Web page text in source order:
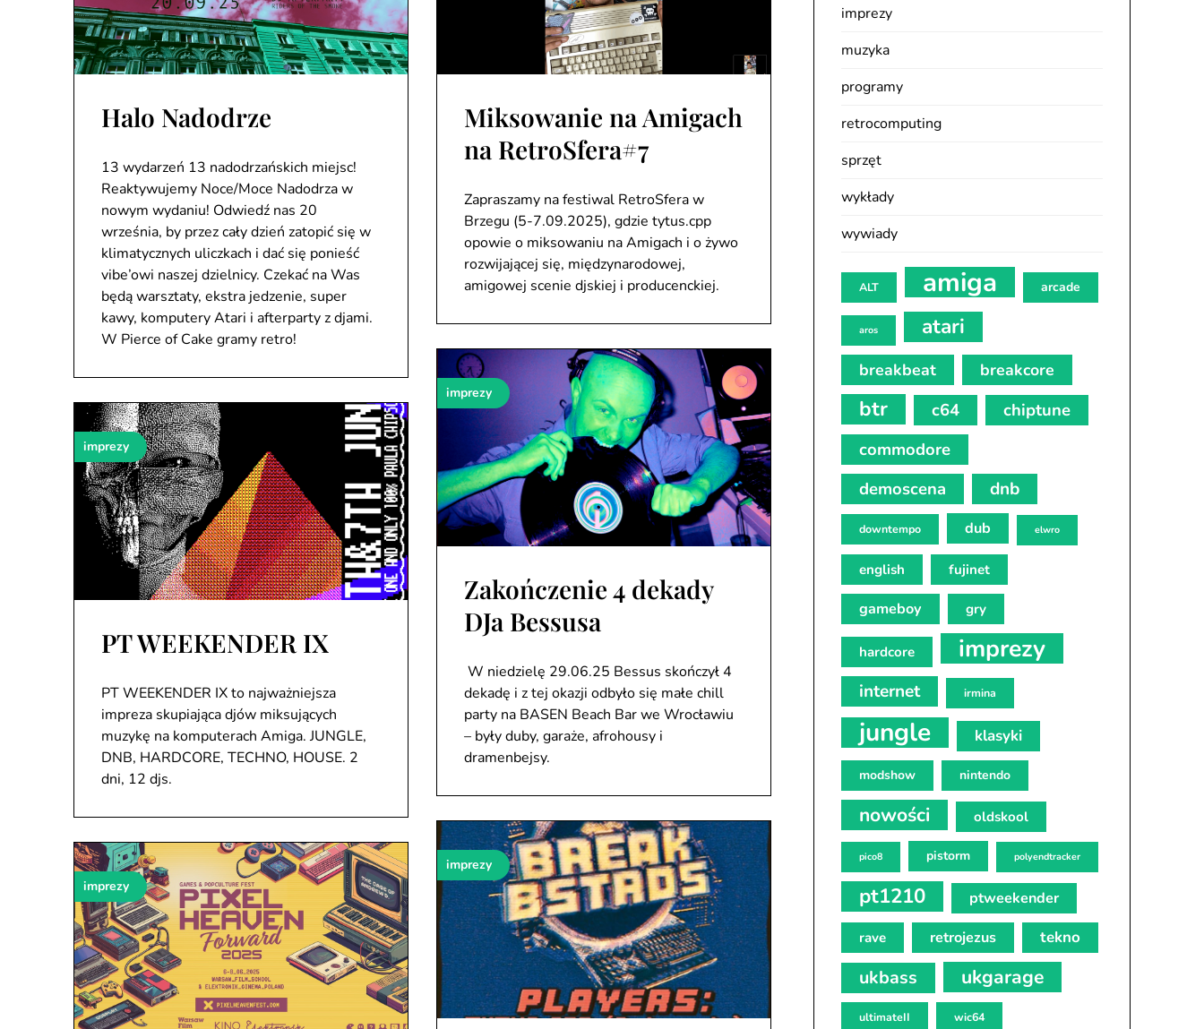
Halo Nadodrze
13 wydarzeń 13 nadodrzańskich miejsc!
Reaktywujemy Noce/Moce Nadodrza w
nowym wydaniu! Odwiedź nas 20
września, by przez cały dzień zatopić się w
klimatycznych uliczkach i dać się ponieść
vibe’owi naszej dzielnicy. Czekać na Was
będą warsztaty, ekstra jedzenie, super
kawy, komputery Atari i afterparty z djami.
W Pierce of Cake gramy retro!
imprezy
PT WEEKENDER IX
PT WEEKENDER IX to najważniejsza
impreza skupiająca djów miksujących
muzykę na komputerach Amiga. JUNGLE,
DNB, HARDCORE, TECHNO, HOUSE. 2
dni, 12 djs.
imprezy
Miksowanie na Amigach
na RetroSfera#7
Zapraszamy na festiwal RetroSfera w
Brzegu (5-7.09.2025), gdzie tytus.cpp
opowie o miksowaniu na Amigach i o żywo
rozwijającej się, międzynarodowej,
amigowej scenie djskiej i producenckiej.
imprezy
Zakończenie 4 dekady
DJa Bessusa
W niedzielę 29.06.25 Bessus skończył 4
dekadę i z tej okazji odbyło się małe chill
party na BASEN Beach Bar we Wrocławiu
– były duby, garaże, afrohousy i
dramenbejsy.
imprezy
imprezy
muzyka
programy
retrocomputing
sprzęt
wykłady
wywiady
ALT amiga arcade
aros atari
breakbeat breakcore
btr c64
chiptune
commodore
demoscena
dnb
downtempo dub elwro
english fujinet
gameboy gry
hardcore imprezy
internet irmina
jungle klasyki
modshow nintendo
nowości oldskool
pico8 pistorm polyendtracker
pt1210 ptweekender
rave retrojezus tekno
ukbass ukgarage
ultimateII wic64